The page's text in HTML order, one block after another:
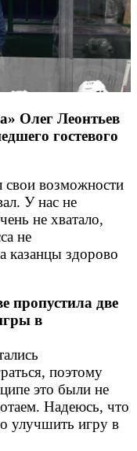
Олег Леонтьев
гостевого
свои возможности
У нас не
не хватало,
не
казанцы здорово
пропустила две
в
поэтому
это были не
Надеюсь, что
улучшить игру в